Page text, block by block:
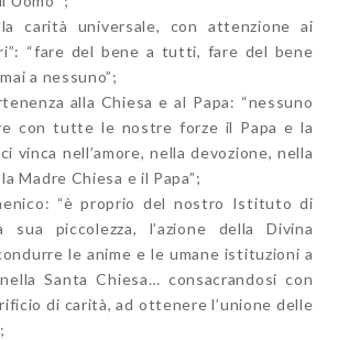
carità universale, con attenzione ai
“fare del bene a tutti, fare del bene
a nessuno”;
alla Chiesa e al Papa: “nessuno
con tutte le nostre forze il Papa e la
vinca nell’amore, nella devozione, nella
Madre Chiesa e il Papa”;
“è proprio del nostro Istituto di
sua piccolezza, l’azione della Divina
le anime e le umane istituzioni a
Santa Chiesa… consacrandosi con
di carità, ad ottenere l’unione delle